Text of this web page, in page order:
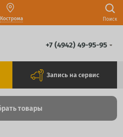
Кострома Поиск
+7 (4942) 49-95-95
Запись на сервис
товары